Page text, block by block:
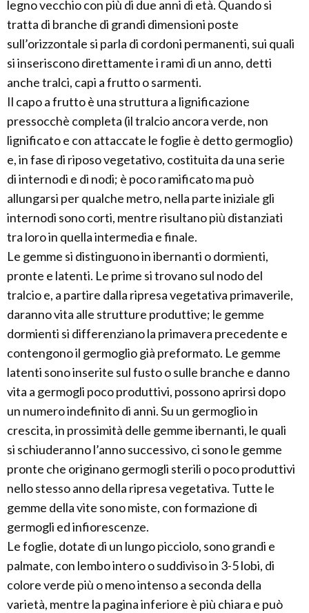
legno vecchio con più di due anni di età. Quando si
tratta di branche di grandi dimensioni poste
sull’orizzontale si parla di cordoni permanenti, sui quali
si inseriscono direttamente i rami di un anno, detti
anche tralci, capi a frutto o sarmenti.
Il capo a frutto è una struttura a lignificazione
pressocchè completa (il tralcio ancora verde, non
lignificato e con attaccate le foglie è detto germoglio)
e, in fase di riposo vegetativo, costituita da una serie
di internodi e di nodi; è poco ramificato ma può
allungarsi per qualche metro, nella parte iniziale gli
internodi sono corti, mentre risultano più distanziati
tra loro in quella intermedia e finale.
Le gemme si distinguono in ibernanti o dormienti,
pronte e latenti. Le prime si trovano sul nodo del
tralcio e, a partire dalla ripresa vegetativa primaverile,
daranno vita alle strutture produttive; le gemme
dormienti si differenziano la primavera precedente e
contengono il germoglio già preformato. Le gemme
latenti sono inserite sul fusto o sulle branche e danno
vita a germogli poco produttivi, possono aprirsi dopo
un numero indefinito di anni. Su un germoglio in
crescita, in prossimità delle gemme ibernanti, le quali
si schiuderanno l’anno successivo, ci sono le gemme
pronte che originano germogli sterili o poco produttivi
nello stesso anno della ripresa vegetativa. Tutte le
gemme della vite sono miste, con formazione di
germogli ed infiorescenze.
Le foglie, dotate di un lungo picciolo, sono grandi e
palmate, con lembo intero o suddiviso in 3-5 lobi, di
colore verde più o meno intenso a seconda della
varietà, mentre la pagina inferiore è più chiara e può